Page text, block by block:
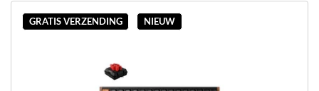
GRATIS VERZENDING NIEUW